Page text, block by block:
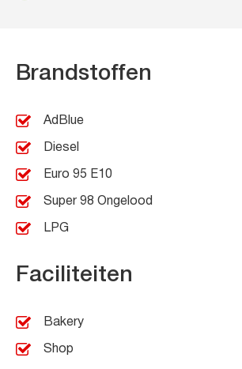
Brandstoffen
AdBlue
Diesel
Euro 95 E10
Super 98 Ongelood
LPG
Faciliteiten
Bakery
Shop